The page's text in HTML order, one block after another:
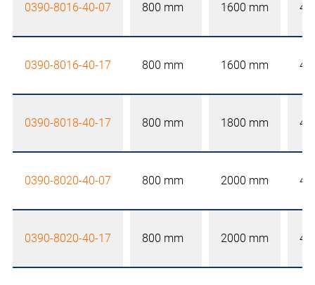
0390-8016-40-07 800 mm 1600 mm
0390-8016-40-17 800 mm 1600 mm
0390-8018-40-17 800 mm 1800 mm
0390-8020-40-07 800 mm 2000 mm
0390-8020-40-17 800 mm 2000 mm